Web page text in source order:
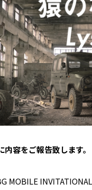
容をご報告致します。
MOBILE